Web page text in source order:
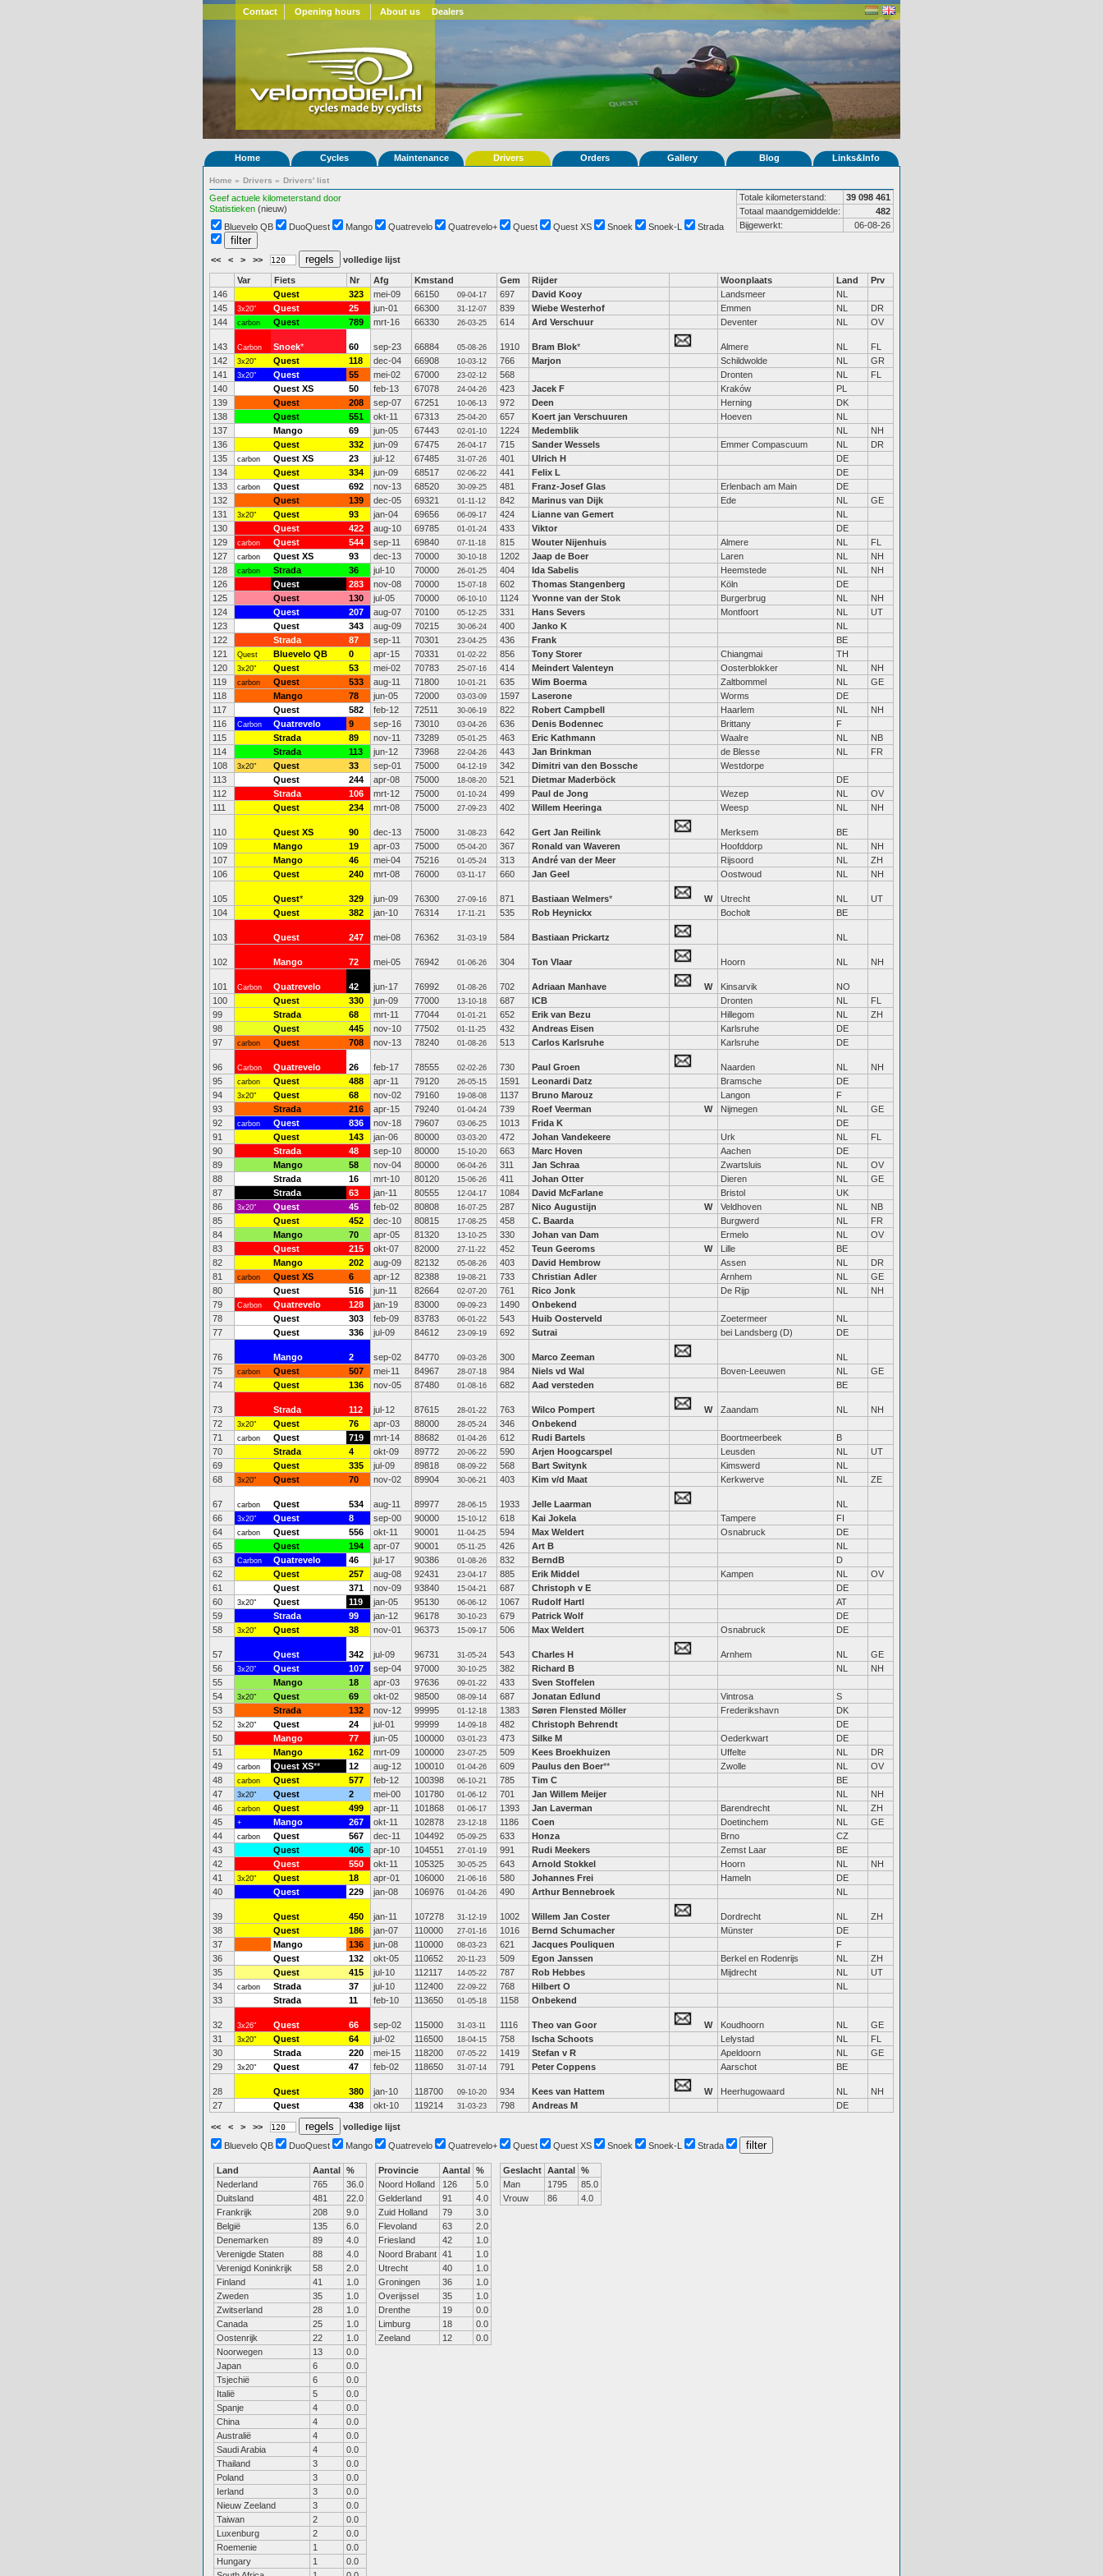
Contact Opening hours About us Dealers
Home Cycles Maintenance Drivers Orders Gallery Blog Links&Info
Home » Drivers » Drivers' list
Geef actuele kilometerstand door
Statistieken (nieuw)
Totale kilometerstand:
39 098 461
Totaal maandgemiddelde:
482
Bijgewerkt:
06-08-26
Bluevelo QB DuoQuest Mango Quatrevelo Quatrevelo+ Quest Quest XS Snoek Snoek-L Strada
<< < > >> volledige lijst
Var Fiets Nr Afg Kmstand Gem Rijder Woonplaats Land
Prv
146
Quest 323 mei-09 66150 09-04-17 697 David Kooy Landsmeer
NL
145
3x20" Quest 25 jun-01 66300 31-12-07 839 Wiebe Westerhof Emmen NL
DR
144
carbon Quest 789 mrt-16 66330 26-03-25 614 Ard Verschuur Deventer NL OV
143 Carbon Snoek* 60 sep-23 66884 05-08-26 1910 Bram Blok* Almere NL
FL
142
3x20" Quest 118 dec-04 66908 10-03-12 766 Marjon Schildwolde NL
GR
141
3x20" Quest 55 mei-02 67000 23-02-12 568 Dronten NL
FL
140
Quest XS 50 feb-13 67078 24-04-26 423 Jacek F Kraków
PL
139
Quest 208 sep-07 67251 10-06-13 972 Deen Herning
DK
138
Quest 551 okt-11 67313 25-04-20 657 Koert jan Verschuuren Hoeven
NL
137
Mango 69 jun-05 67443 02-01-10 1224 Medemblik NL
NH
136
Quest 332 jun-09 67475 26-04-17 715 Sander Wessels Emmer Compascuum NL
DR
135
carbon Quest XS 23 jul-12 67485 31-07-26 401 Ulrich H
DE
134
Quest 334 jun-09 68517 02-06-22 441 Felix L
DE
133
carbon Quest 692 nov-13 68520 30-09-25 481 Franz-Josef Glas Erlenbach am Main
DE
132
Quest 139 dec-05 69321 01-11-12 842 Marinus van Dijk Ede NL
GE
131
3x20" Quest 93 jan-04 69656 06-09-17 424 Lianne van Gemert
NL
130
Quest 422 aug-10 69785 01-01-24 433 Viktor
DE
129
carbon Quest 544 sep-11 69840 07-11-18 815 Wouter Nijenhuis Almere NL
FL
127
carbon Quest XS 93 dec-13 70000 30-10-18 1202 Jaap de Boer Laren NL
NH
128
carbon Strada 36 jul-10 70000 26-01-25 404 Ida Sabelis Heemstede NL
NH
126
Quest 283 nov-08 70000 15-07-18 602 Thomas Stangenberg Köln
DE
125
Quest 130 jul-05 70000 06-10-10 1124 Yvonne van der Stok Burgerbrug NL
NH
124
Quest 207 aug-07 70100 05-12-25 331 Hans Severs Montfoort NL
UT
123
Quest 343 aug-09 70215 30-06-24 400 Janko K
NL
122
Strada 87 sep-11 70301 23-04-25 436 Frank
BE
121
Quest Bluevelo QB 0 apr-15 70331 01-02-22 856 Tony Storer Chiangmai
TH
120
3x20" Quest 53 mei-02 70783 25-07-16 414 Meindert Valenteyn Oosterblokker NL
NH
119
carbon Quest 533 aug-11 71800 10-01-21 635 Wim Boerma Zaltbommel NL
GE
118
Mango 78 jun-05 72000 03-03-09 1597 Laserone Worms
DE
117
Quest 582 feb-12 72511 30-06-19 822 Robert Campbell Haarlem NL
NH
116
Carbon Quatrevelo 9 sep-16 73010 03-04-26 636 Denis Bodennec Brittany
F
115
Strada 89 nov-11 73289 05-01-25 463 Eric Kathmann Waalre NL
NB
114
Strada 113 jun-12 73968 22-04-26 443 Jan Brinkman de Blesse NL
FR
108
3x20" Quest 33 sep-01 75000 04-12-19 342 Dimitri van den Bossche
Westdorpe
113
Quest 244 apr-08 75000 18-08-20 521 Dietmar Maderböck
DE
112
Strada 106 mrt-12 75000 01-10-24 499 Paul de Jong Wezep NL
OV
111
Quest 234 mrt-08 75000 27-09-23 402 Willem Heeringa Weesp NL NH
110 Quest XS 90 dec-13 75000 31-08-23 642 Gert Jan Reilink Merksem
BE
109
Mango 19 apr-03 75000 05-04-20 367 Ronald van Waveren Hoofddorp NL
NH
107
Mango 46 mei-04 75216 01-05-24 313 André van der Meer Rijsoord NL
ZH
106
Quest 240 mrt-08 76000 03-11-17 660 Jan Geel Oostwoud NL NH
105 Quest* 329 jun-09 76300 27-09-16 871 Bastiaan Welmers* W Utrecht NL
UT
104
Quest 382 jan-10 76314 17-11-21 535 Rob Heynickx Bocholt BE
103 Quest 247 mei-08 76362 31-03-19 584 Bastiaan Prickartz NL
102 Mango 72 mei-05 76942 01-06-26 304 Ton Vlaar Hoorn NL NH
101 Carbon Quatrevelo 42 jun-17 76992 01-08-26 702 Adriaan Manhave W Kinsarvik
NO
100
Quest 330 jun-09 77000 13-10-18 687 ICB Dronten NL
FL
99
Strada 68 mrt-11 77044 01-01-21 652 Erik van Bezu Hillegom NL
ZH
98
Quest 445 nov-10 77502 01-11-25 432 Andreas Eisen Karlsruhe
DE
97
carbon Quest 708 nov-13 78240 01-08-26 513 Carlos Karlsruhe Karlsruhe DE
96 Carbon Quatrevelo 26 feb-17 78555 02-02-26 730 Paul Groen Naarden NL
NH
95
carbon Quest 488 apr-11 79120 26-05-15 1591 Leonardi Datz Bramsche
DE
94
3x20" Quest 68 nov-02 79160 19-08-08 1137 Bruno Marouz Langon
F
93
Strada 216 apr-15 79240 01-04-24 739 Roef Veerman W Nijmegen NL
GE
92
carbon Quest 836 nov-18 79607 03-06-25 1013 Frida K
DE
91
Quest 143 jan-06 80000 03-03-20 472 Johan Vandekeere Urk NL
FL
90
Strada 48 sep-10 80000 15-10-20 663 Marc Hoven Aachen
DE
89
Mango 58 nov-04 80000 06-04-26 311 Jan Schraa Zwartsluis NL
OV
88
Strada 16 mrt-10 80120 15-06-26 411 Johan Otter Dieren NL
GE
87
Strada 63 jan-11 80555 12-04-17 1084 David McFarlane Bristol
UK
86
3x20" Quest 45 feb-02 80808 16-07-25 287 Nico Augustijn W Veldhoven NL
NB
85
Quest 452 dec-10 80815 17-08-25 458 C. Baarda Burgwerd NL
FR
84
Mango 70 apr-05 81320 13-10-25 330 Johan van Dam Ermelo NL
OV
83
Quest 215 okt-07 82000 27-11-22 452 Teun Geeroms W Lille
BE
82
Mango 202 aug-09 82132 05-08-26 403 David Hembrow Assen NL
DR
81
carbon Quest XS 6 apr-12 82388 19-08-21 733 Christian Adler Arnhem NL
GE
80
Quest 516 jun-11 82664 02-07-20 761 Rico Jonk De Rijp NL
NH
79
Carbon Quatrevelo 128 jan-19 83000 09-09-23 1490
Onbekend
78
Quest 303 feb-09 83783 06-01-22 543 Huib Oosterveld Zoetermeer
NL
77
Quest 336 jul-09 84612 23-09-19 692 Sutrai bei Landsberg (D) DE
76 Mango 2 sep-02 84770 09-03-26 300 Marco Zeeman
NL
75
carbon Quest 507 mei-11 84967 28-07-18 984 Niels vd Wal Boven-Leeuwen NL
GE
74
Quest 136 nov-05 87480 01-08-16 682 Aad versteden BE
73 Strada 112 jul-12 87615 28-01-22 763 Wilco Pompert W Zaandam NL
NH
72
3x20" Quest 76 apr-03 88000 28-05-24 346
Onbekend
71
carbon Quest 719 mrt-14 88682 01-04-26 612 Rudi Bartels Boortmeerbeek
B
70
Strada 4 okt-09 89772 20-06-22 590 Arjen Hoogcarspel Leusden NL
UT
69
Quest 335 jul-09 89818 08-09-22 568 Bart Switynk Kimswerd
NL
68
3x20" Quest 70 nov-02 89904 30-06-21 403 Kim v/d Maat Kerkwerve NL ZE
67 carbon Quest 534 aug-11 89977 28-06-15 1933 Jelle Laarman
NL
66
3x20" Quest 8 sep-00 90000 15-10-12 618 Kai Jokela Tampere
FI
64
carbon Quest 556 okt-11 90001 11-04-25 594 Max Weldert Osnabruck
DE
65
Quest 194 apr-07 90001 05-11-25 426 Art B
NL
63
Carbon Quatrevelo 46 jul-17 90386 01-08-26 832 BerndB
D
62
Quest 257 aug-08 92431 23-04-17 885 Erik Middel Kampen NL
OV
61
Quest 371 nov-09 93840 15-04-21 687 Christoph v E
DE
60
3x20" Quest 119 jan-05 95130 06-06-12 1067 Rudolf Hartl
AT
59
Strada 99 jan-12 96178 30-10-23 679 Patrick Wolf
DE
58
3x20" Quest 38 nov-01 96373 15-09-17 506 Max Weldert Osnabruck DE
57 Quest 342 jul-09 96731 31-05-24 543 Charles H Arnhem NL
GE
56
3x20" Quest 107 sep-04 97000 30-10-25 382 Richard B NL
NH
55
Mango 18 apr-03 97636 09-01-22 433
Sven Stoffelen
54
3x20" Quest 69 okt-02 98500 08-09-14 687 Jonatan Edlund Vintrosa
S
53
Strada 132 nov-12 99995 01-12-18 1383 Søren Flensted Möller Frederikshavn
DK
52
3x20" Quest 24 jul-01 99999 14-09-18 482 Christoph Behrendt
DE
50
Mango 77 jun-05 100000 03-01-23 473 Silke M Oederkwart
DE
51
Mango 162 mrt-09 100000 23-07-25 509 Kees Broekhuizen Uffelte NL
DR
49
carbon Quest XS** 12 aug-12 100010 01-04-26 609 Paulus den Boer** Zwolle NL
OV
48
carbon Quest 577 feb-12 100398 06-10-21 785 Tim C
BE
47
3x20" Quest 2 mei-00 101780 01-06-12 701 Jan Willem Meijer NL
NH
46
carbon Quest 499 apr-11 101868 01-06-17 1393 Jan Laverman Barendrecht NL
ZH
45
+ Mango 267 okt-11 102878 23-12-18 1186 Coen Doetinchem NL
GE
44
carbon Quest 567 dec-11 104492 05-09-25 633 Honza Brno
CZ
43
Quest 406 apr-10 104551 27-01-19 991 Rudi Meekers Zemst Laar
BE
42
Quest 550 okt-11 105325 30-05-25 643 Arnold Stokkel Hoorn NL
NH
41
3x20" Quest 18 apr-01 106000 21-06-16 580 Johannes Frei Hameln
DE
40
Quest 229 jan-08 106976 01-04-26 490 Arthur Bennebroek NL
39 Quest 450 jan-11 107278 31-12-19 1002 Willem Jan Coster Dordrecht NL
ZH
38
Quest 186 jan-07 110000 27-01-16 1016 Bernd Schumacher Münster
DE
37
Mango 136 jun-08 110000 08-03-23 621 Jacques Pouliquen
F
36
Quest 132 okt-05 110652 20-11-23 509 Egon Janssen Berkel en Rodenrijs NL
ZH
35
Quest 415 jul-10 112117 14-05-22 787 Rob Hebbes Mijdrecht NL
UT
34
carbon Strada 37 jul-10 112400 22-09-22 768 Hilbert O
NL
33
Strada 11 feb-10 113650 01-05-18 1158 Onbekend
32 3x26" Quest 66 sep-02 115000 31-03-11 1116 Theo van Goor W Koudhoorn NL
GE
31
3x20" Quest 64 jul-02 116500 18-04-15 758 Ischa Schoots Lelystad NL
FL
30
Strada 220 mei-15 118200 07-05-22 1419 Stefan v R Apeldoorn NL
GE
29
3x20" Quest 47 feb-02 118650 31-07-14 791 Peter Coppens Aarschot BE
28 Quest 380 jan-10 118700 09-10-20 934 Kees van Hattem W Heerhugowaard NL
NH
27
Quest 438 okt-10 119214 31-03-23 798 Andreas M DE
<< < > >>
volledige lijst
Bluevelo QB
DuoQuest Mango Quatrevelo Quatrevelo+ Quest Quest XS Snoek Snoek-L Strada
Land Aantal %
Nederland
765
36.0
Duitsland
481
22.0
Frankrijk
208
9.0
België
135
6.0
Denemarken
89
4.0
Verenigde Staten
88
4.0
Verenigd Koninkrijk
58
2.0
Finland
41
1.0
Zweden
35
1.0
Zwitserland
28
1.0
Canada
25
1.0
Oostenrijk
22
1.0
Noorwegen
13
0.0
Japan
6
0.0
Tsjechië
6
0.0
Italië
5
0.0
Spanje
4
0.0
China
4
0.0
Australië
4
0.0
Saudi Arabia
4
0.0
Thailand
3
0.0
Poland
3
0.0
Ierland
3
0.0
Nieuw Zeeland
3
0.0
Taiwan
2
0.0
Luxenburg
2
0.0
Roemenie
1
0.0
Hungary
1
0.0
Provincie Aantal %
Noord Holland
126
5.0
Gelderland
91
4.0
Zuid Holland
79
3.0
Flevoland
63
2.0
Friesland
42
1.0
Noord Brabant 41
1.0
Utrecht
40
1.0
Groningen
36
1.0
Overijssel
35
1.0
Drenthe
19
0.0
Limburg
18
0.0
Zeeland
12 0.0
Geslacht Aantal %
Man
1795
85.0
Vrouw
86 4.0